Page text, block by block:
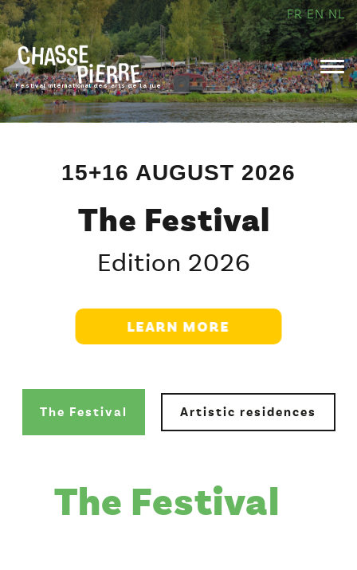
Festival international des arts de la rue
FR EN NL
15+16 AUGUST 2026
The Festival
Edition 2026
LEARN MORE
The Festival Artistic residences
The Festival